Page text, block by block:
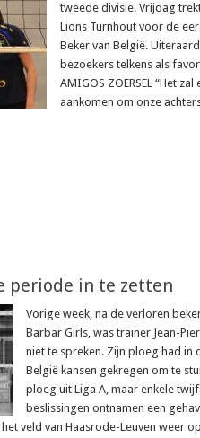
tweede divisie. Vrijdag
Lions Turnhout voor de
Beker van België.
bezoekers telkens als
AMIGOS ZOERSEL “Het
aankomen om onze
periode in te zetten
Vorige week, na de verloren
Barbar Girls, was trainer Jean-
niet te spreken. Zijn ploeg had in
België kansen gekregen om te
ploeg uit Liga A, maar enkele
beslissingen ontnamen een
veld van Haasrode-Leuven weer